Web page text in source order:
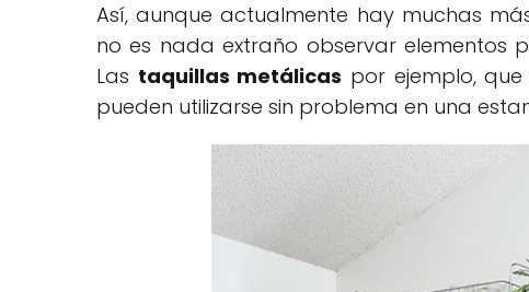
Así, aunque actualmente hay muchas
no es nada extraño observar elementos
Las taquillas metálicas por ejemplo,
pueden utilizarse sin problema en una